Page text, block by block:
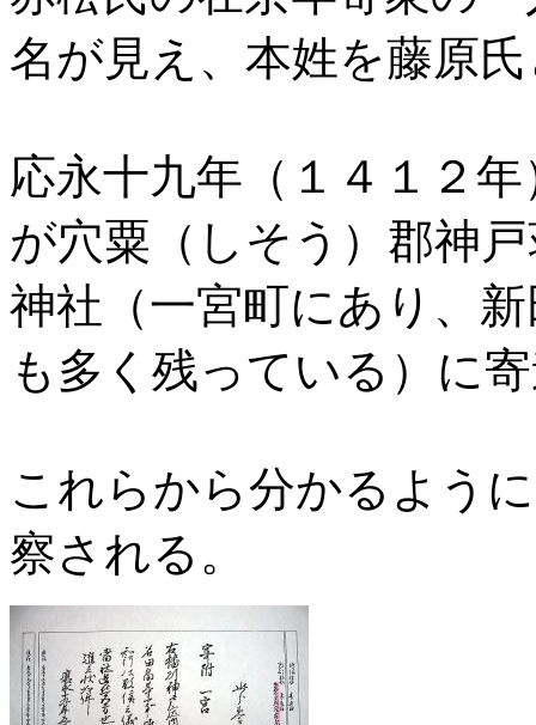
名が見え、本姓を藤原
応永十九年（１４１２
が穴粟（しそう）郡神
神社（一宮町にあり、
も多く残っている）に
これらから分かるよう
察される。